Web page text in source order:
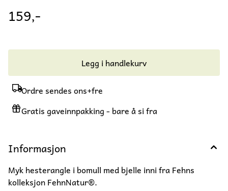
159,-
Legg i handlekurv
Ordre sendes ons+fre
Gratis gaveinnpakking - bare å si fra
Informasjon
Myk hesterangle i bomull med bjelle inni fra Fehns
kolleksjon FehnNatur®.